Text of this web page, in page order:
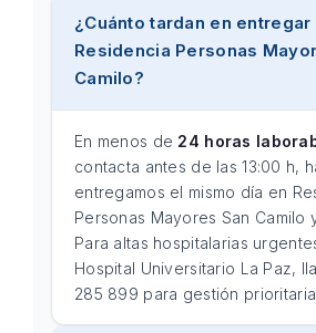
¿Cuánto tardan en entregar
Residencia Personas
Camilo?
En menos de 24 horas
contacta antes de las 13:00 h,
entregamos el mismo día en
Personas Mayores San Camilo
Para altas hospitalarias
Hospital Universitario La Paz,
285 899 para gestión